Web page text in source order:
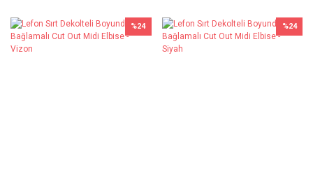
%24 %24